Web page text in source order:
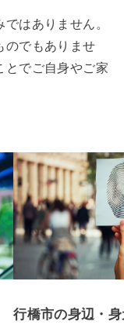
はありません。
のでもありませ
とでご自身やご家
行橋市の身辺・